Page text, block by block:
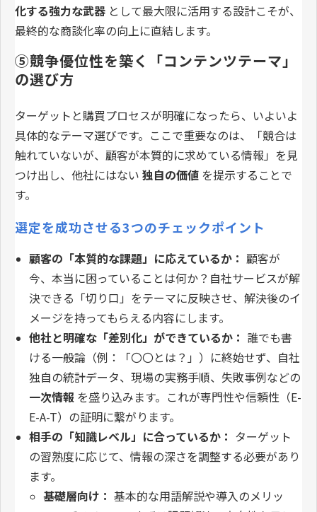
化する強力な武器 として最大限に活用する設計こそが、
最終的な商談化率の向上に直結します。
⑤競争優位性を築く「コンテンツテーマ」
の選び方
ターゲットと購買プロセスが明確になったら、いよいよ
具体的なテーマ選びです。ここで重要なのは、「競合は
触れていないが、顧客が本質的に求めている情報」を見
つけ出し、他社にはない 独自の価値 を提示することで
す。
選定を成功させる3つのチェックポイント
顧客の「本質的な課題」に応えているか： 顧客が
今、本当に困っていることは何か？自社サービスが解
決できる「切り口」をテーマに反映させ、解決後のイ
メージを持ってもらえる内容にします。
他社と明確な「差別化」ができているか： 誰でも書
ける一般論（例：「〇〇とは？」）に終始せず、自社
独自の統計データ、現場の実務手順、失敗事例などの
一次情報 を盛り込みます。これが専門性や信頼性（E-
E-A-T）の証明に繋がります。
相手の「知識レベル」に合っているか： ターゲット
の習熟度に応じて、情報の深さを調整する必要があり
ます。
基礎層向け： 基本的な用語解説や導入のメリッ